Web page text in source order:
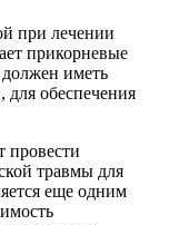
при лечении
прикорневые
должен иметь
обеспечения
провести
травмы для
еще одним